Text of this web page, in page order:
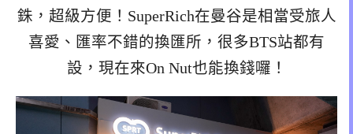
銖，超級方便！SuperRich在曼谷是相當受旅人
喜愛、匯率不錯的換匯所，很多BTS站都有
設，現在來On Nut也能換錢囉！